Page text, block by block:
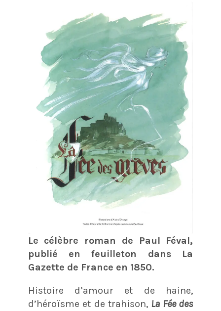
Le célèbre roman de Paul Féval,
publié en feuilleton dans La
Gazette de France en 1850.
Histoire d’amour et de haine,
d’héroïsme et de trahison, La Fée des